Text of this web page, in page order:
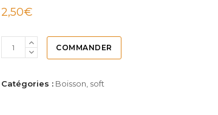
2,50€
COMMANDER
Catégories : Boisson soft